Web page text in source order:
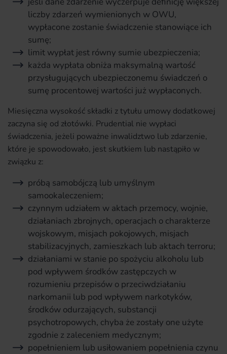
liczby zdarzeń wymienionych w OWU,
wypłacone zostanie świadczenie stanowiące ich
sumę;
limit wypłat jest równy sumie ubezpieczenia;
każda wypłata obniża maksymalną wartość
przysługujących ubezpieczonemu świadczeń o
sumę procentowej wartości już wypłaconych.
Miesięczna wysokość składki z tytułu umowy dodatkowej
zaczyna się od złotówki. Prudential nie wypłaci
świadczenia, jeżeli poważne inwalidztwo lub zdarzenie,
które je spowodowało, jest skutkiem lub nastąpiło w
związku z:
próbą samobójczą lub umyślnym
samookaleczeniem;
czynnym udziałem w aktach przemocy, wojnie,
działaniach zbrojnych, operacjach o charakterze
wojskowym, misjach pokojowych, misjach
stabilizacyjnych, zamieszkach lub aktach terroru;
działaniami w stanie po spożyciu alkoholu lub
pod wpływem środków zastępczych w
rozumieniu przepisów o przeciwdziałaniu
narkomanii lub pod wpływem narkotyków,
środków odurzających, substancji
psychotropowych, chyba że zostały one użyte
zgodnie z zaleceniem medycznym;
popełnieniem lub usiłowaniem popełnienia czynu